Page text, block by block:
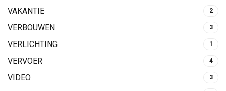
VAKANTIE 2
VERBOUWEN 3
VERLICHTING 1
VERVOER 4
VIDEO 3